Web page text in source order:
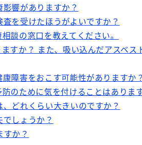
響がありますか？
を受けたほうがよいですか？
談の窓口を教えてください。
すか？ また、吸い込んだアスベス
障害をおこす可能性がありますか？
のために気を付けることはありま
どれくらい大きいのですか？
しょうか？
か？